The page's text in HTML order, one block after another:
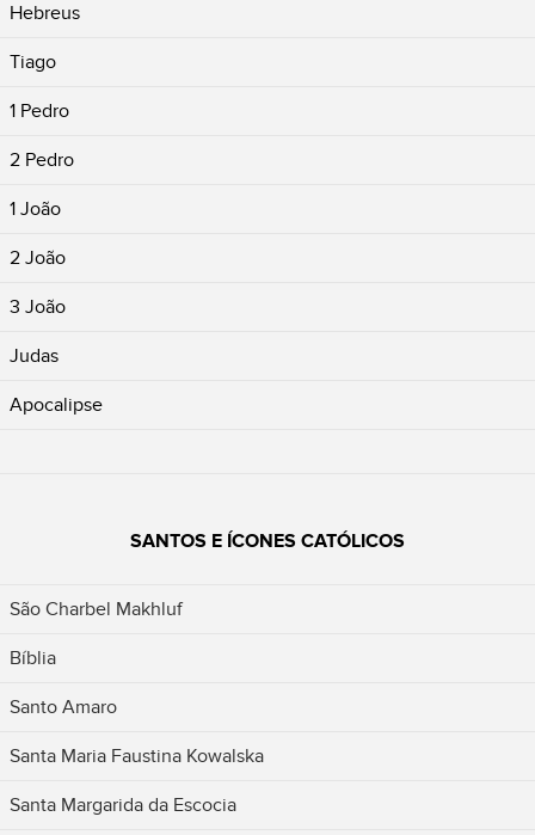
Hebreus
Tiago
1 Pedro
2 Pedro
1 João
2 João
3 João
Judas
Apocalipse
SANTOS E ÍCONES CATÓLICOS
São Charbel Makhluf
Bíblia
Santo Amaro
Santa Maria Faustina Kowalska
Santa Margarida da Escocia